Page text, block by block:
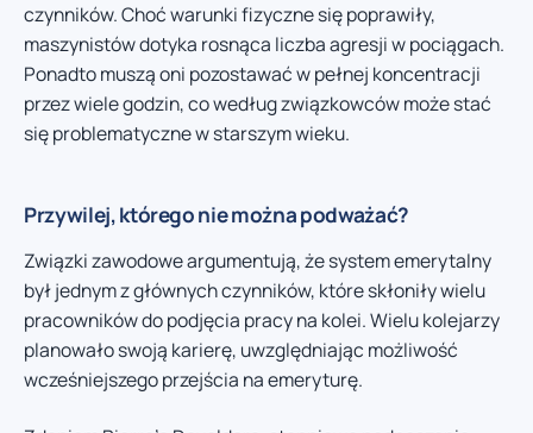
czynników. Choć warunki fizyczne się poprawiły,
maszynistów dotyka rosnąca liczba agresji w pociągach.
Ponadto muszą oni pozostawać w pełnej koncentracji
przez wiele godzin, co według związkowców może stać
się problematyczne w starszym wieku.
Przywilej, którego nie można podważać?
Związki zawodowe argumentują, że system emerytalny
był jednym z głównych czynników, które skłoniły wielu
pracowników do podjęcia pracy na kolei. Wielu kolejarzy
planowało swoją karierę, uwzględniając możliwość
wcześniejszego przejścia na emeryturę.